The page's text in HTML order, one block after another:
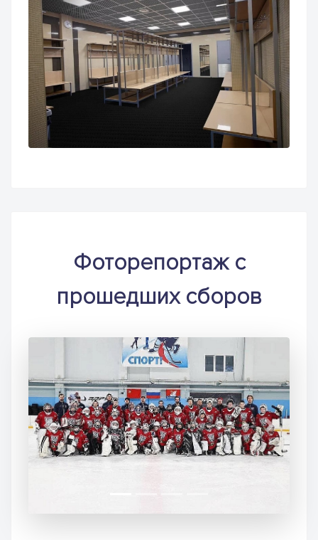
Фоторепортаж с
прошедших сборов
Previous Next